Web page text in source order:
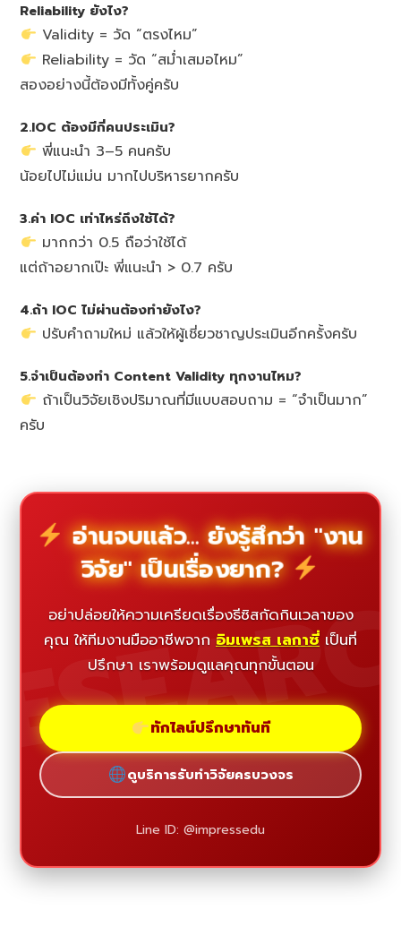
Reliability ยังไง?
Validity = วัด “ตรงไหม”
Reliability = วัด “สม่ำเสมอไหม”
สองอย่างนี้ต้องมีทั้งคู่ครับ
2.IOC ต้องมีกี่คนประเมิน?
พี่แนะนำ 3–5 คนครับ
น้อยไปไม่แม่น มากไปบริหารยากครับ
3.ค่า IOC เท่าไหร่ถึงใช้ได้?
มากกว่า 0.5 ถือว่าใช้ได้
แต่ถ้าอยากเป๊ะ พี่แนะนำ > 0.7 ครับ
4.ถ้า IOC ไม่ผ่านต้องทำยังไง?
ปรับคำถามใหม่ แล้วให้ผู้เชี่ยวชาญประเมินอีกครั้งครับ
5.จำเป็นต้องทำ Content Validity ทุกงานไหม?
ถ้าเป็นวิจัยเชิงปริมาณที่มีแบบสอบถาม = “จำเป็นมาก”
ครับ
อ่านจบแล้ว... ยังรู้สึกว่า "งาน
วิจัย" เป็นเรื่องยาก?
อย่าปล่อยให้ความเครียดเรื่องธีซิสกัดกินเวลาของ
คุณ ให้ทีมงานมืออาชีพจาก อิมเพรส เลกาซี่ เป็นที่
ปรึกษา เราพร้อมดูแลคุณทุกขั้นตอน
ทักไลน์ปรึกษาทันที
ดูบริการรับทำวิจัยครบวงจร
Line ID: @impressedu